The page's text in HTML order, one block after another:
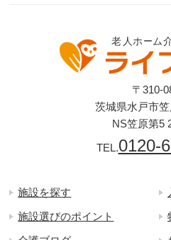
〒310-
茨城県水戸市
NS笠原第5
TEL.0120-
施設を探す
施設選びのポイント